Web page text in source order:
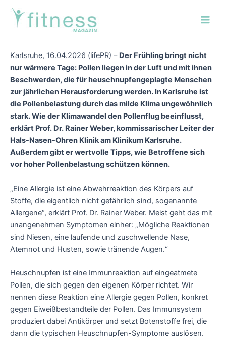
Zum
Inhalt
springen
Karlsruhe, 16.04.2026 (lifePR) – Der Frühling bringt nicht
nur wärmere Tage: Pollen liegen in der Luft und mit ihnen
Beschwerden, die für heuschnupfengeplagte Menschen
zur jährlichen Herausforderung werden. In Karlsruhe ist
die Pollenbelastung durch das milde Klima ungewöhnlich
stark. Wie der Klimawandel den Pollenflug beeinflusst,
erklärt Prof. Dr. Rainer Weber, kommissarischer Leiter der
Hals-Nasen-Ohren Klinik am Klinikum Karlsruhe.
Außerdem gibt er wertvolle Tipps, wie Betroffene sich
vor hoher Pollenbelastung schützen können.
„Eine Allergie ist eine Abwehrreaktion des Körpers auf
Stoffe, die eigentlich nicht gefährlich sind, sogenannte
Allergene“, erklärt Prof. Dr. Rainer Weber. Meist geht das mit
unangenehmen Symptomen einher: „Mögliche Reaktionen
sind Niesen, eine laufende und zuschwellende Nase,
Atemnot und Husten, sowie tränende Augen.“
Heuschnupfen ist eine Immunreaktion auf eingeatmete
Pollen, die sich gegen den eigenen Körper richtet. Wir
nennen diese Reaktion eine Allergie gegen Pollen, konkret
gegen Eiweißbestandteile der Pollen. Das Immunsystem
produziert dabei Antikörper und setzt Botenstoffe frei, die
dann die typischen Heuschnupfen-Symptome auslösen.
Post
navigation